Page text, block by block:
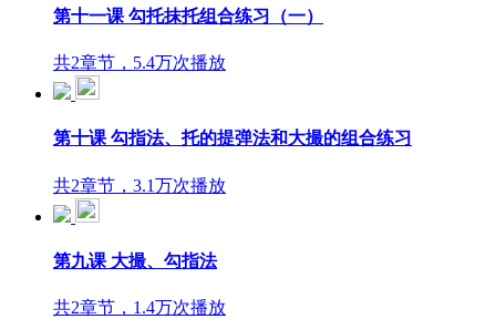
第十一课 勾托抹托组合练习（一）
共2章节，5.4万次播放
第十课 勾指法、托的提弹法和大撮的组合练习
共2章节，3.1万次播放
第九课 大撮、勾指法
共2章节，1.4万次播放